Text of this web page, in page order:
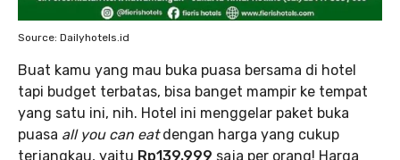
Source: Dailyhotels.id
Buat kamu yang mau buka puasa bersama di hotel
tapi budget terbatas, bisa banget mampir ke tempat
yang satu ini, nih. Hotel ini menggelar paket buka
puasa all you can eatdengan harga yang cukup
terjangkau, yaitu Rp139.999 saja per orang! Harga